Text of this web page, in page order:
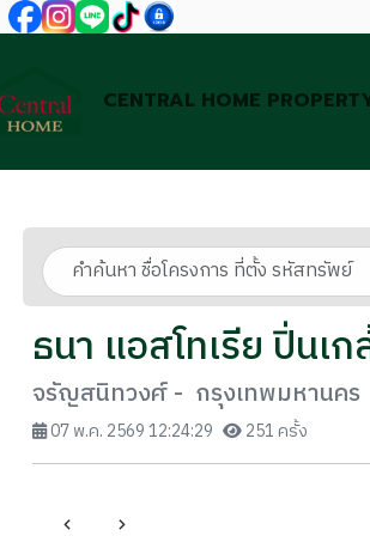
CENTRAL HOME
ธนา แอสโทเรีย ปิ่นเก
จรัญสนิทวงศ์ - กรุงเทพมหานคร
07 พ.ค. 2569 12:24:29 251 ครั้ง